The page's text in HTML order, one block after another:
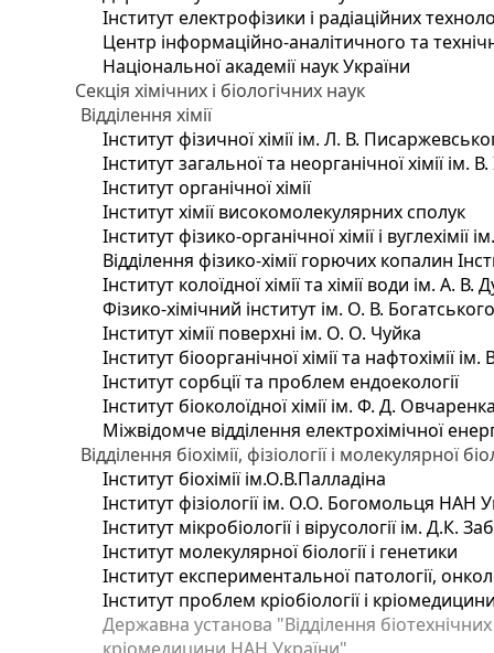
Інститут електрофізики і радіаційних
Центр інформаційно-аналітичного та
Національної академії наук України
Секція хімічних і біологічних наук
Відділення хімії
Інститут фізичної хімії ім. Л. В.
Інститут загальної та неорганічної хімії ім.
Інститут органічної хімії
Інститут хімії високомолекулярних сполук
Інститут фізико-органічної хімії і
Відділення фізико-хімії горючих копалин
Інститут колоїдної хімії та хімії води ім. А.
Фізико-хімічний інститут ім. О. В.
Інститут хімії поверхні ім. О. О. Чуйка
Інститут біоорганічної хімії та нафтохімії
Інститут сорбції та проблем ендоекології
Інститут біоколоїдної хімії ім. Ф. Д.
Міжвідомче відділення електрохімічної
Відділення біохімії, фізіології і молекулярної
Інститут біохімії ім.О.В.Палладіна
Інститут фізіології ім. О.О. Богомольця НАН
Інститут мікробіології і вірусології ім. Д.К.
Інститут молекулярної біології і генетики
Інститут експериментальної патології,
Інститут проблем кріобіології і
Державна установа "Відділення